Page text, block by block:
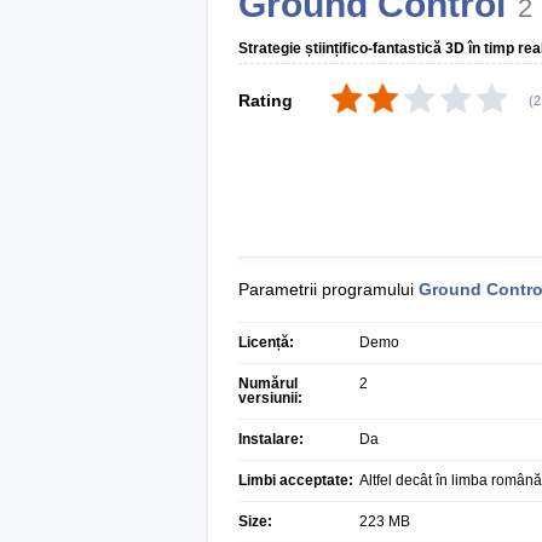
2
Strategie științifico-fantastică 3D în timp
Rating (2
Parametrii programului Ground
Licență: Demo
Numărul
versiunii:
2
Instalare: Da
Limbi acceptate: Altfel decât în limba română
Size: 223 MB